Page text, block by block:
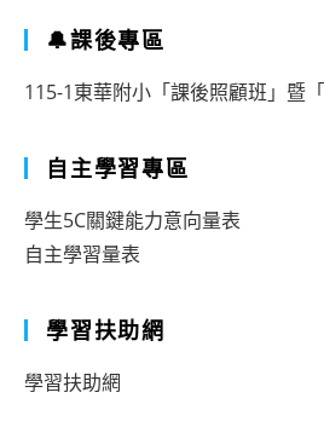
🔔課後專區
115-1東華附小「課後照顧班」暨
自主學習專區
學生5C關鍵能力意向量表
自主學習量表
學習扶助網
學習扶助網